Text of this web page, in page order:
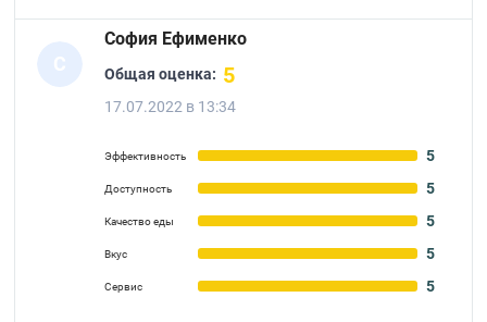
С
София Ефименко
Общая оценка: 5
17.07.2022 в 13:34
Эффективность 5
Доступность 5
Качество еды 5
Вкус 5
Сервис 5